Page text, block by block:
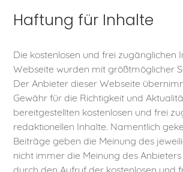
Haftung für Inhalte
Die kostenlosen und frei zugänglichen
Webseite wurden mit größtmöglicher
Der Anbieter dieser Webseite
Gewähr für die Richtigkeit und
bereitgestellten kostenlosen und frei
redaktionellen Inhalte. Namentlich
Beiträge geben die Meinung des
nicht immer die Meinung des Anbieters
durch den Aufruf der kostenlosen und